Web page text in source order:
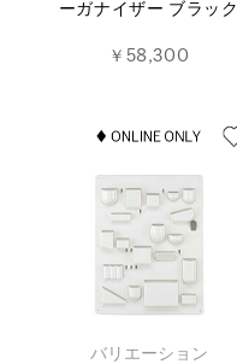
ーガナイザー ブラック
￥58,300
バリエーション